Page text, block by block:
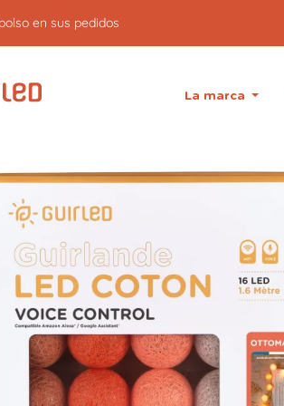
durante 30 días
La marca